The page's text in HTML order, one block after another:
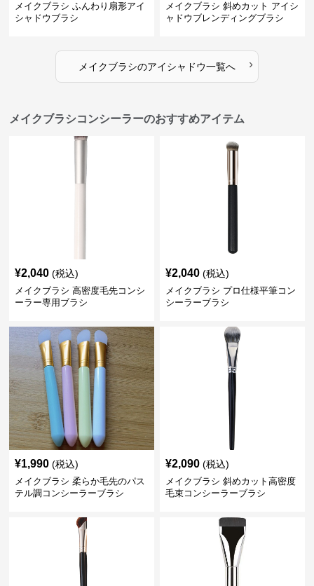
メイクブラシ ふんわり扇形アイ
シャドウブラシ
メイクブラシ 斜めカット アイシ
ャドウブレンディングブラシ
メイクブラシのアイシャドウ一覧へ ›
メイクブラシコンシーラーのおすすめアイテム
¥2,040 (税込)
メイクブラシ 高密度毛先コンシ
ーラー専用ブラシ
¥2,040 (税込)
メイクブラシ プロ仕様平筆コン
シーラーブラシ
¥1,990 (税込)
メイクブラシ 柔らか毛先のパス
テル調コンシーラーブラシ
¥2,090 (税込)
メイクブラシ 斜めカット高密度
毛束コンシーラーブラシ